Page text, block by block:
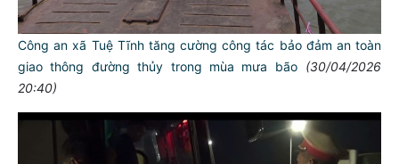
Công an xã Tuệ Tĩnh tăng cường công tác bảo đảm an toàn
giao thông đường thủy trong mùa mưa bão
(30/04/2026
20:40)